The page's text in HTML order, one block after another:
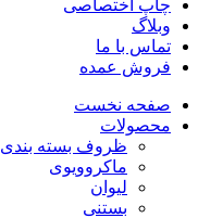
چاپ اختصاصی
وبلاگ
تماس با ما
فروش عمده
صفحه نخست
محصولات
ظروف بسته بندی
ماکروویوی
لیوان
بستنی